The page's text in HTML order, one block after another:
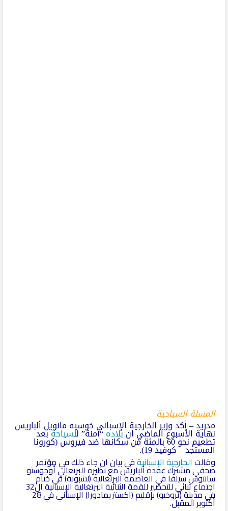
المسلة السياحية
مدريد – أكد وزير الخارجية الإسباني خوسيه مانويل ألباريس
نهاية الأسبوع الماضي انبلاده“آمنة” للسياحةبعد
تطعيم نحو 60 بالمئة من سكانها ضد فيروس (كورونا
المستجد – كوفيد 19).
وقالت الخارجية الإسبانيةفي بيان ان جاء ذلك في مؤتمر
صحفي مشترك عقده ألباريس مع نظيره البرتغالي أوجوستو
سانتوس سيلفا في العاصمة البرتغالية (لشبونة) في ختام
اجتماع ثنائي للتحضير للقمة الثنائية البرتغالية الإسبانية ال32
في مدينة (تروخيو) بإقليم (اكستريمادورا) الإسباني في 28
أكتوبر المقبل.